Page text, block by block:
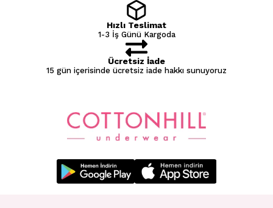
Hızlı Teslimat
1-3 İş Günü Kargoda
Ücretsiz İade
15 gün içerisinde ücretsiz iade hakkı sunuyoruz